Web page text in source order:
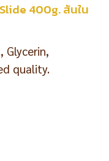
400g. สันใน
Glycerin,
quality.